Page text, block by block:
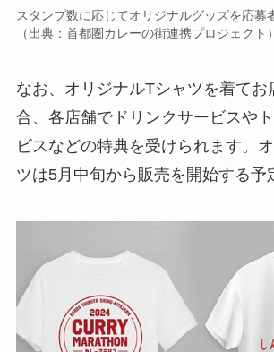
スタンプ数に応じてオリジナルグッズを応募
（出典：首都圏カレーの街連携プロジェクト）
なお、オリジナルTシャツを着てお
合、各店舗でドリンクサービスや
ビスなどの特典を受けられます。
ツは5月中旬から販売を開始する予